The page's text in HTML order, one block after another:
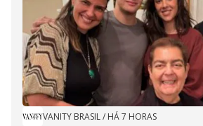
VANITY BRASIL/ HÁ 7 HORAS